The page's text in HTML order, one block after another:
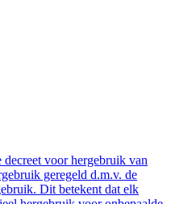
voor hergebruik van
geregeld d.m.v. de
Dit betekent dat elk